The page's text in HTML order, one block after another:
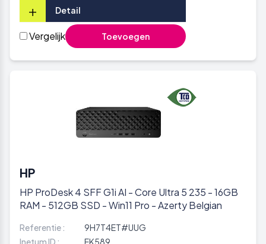
+ Detail
Vergelijk Toevoegen
HP
HP ProDesk 4 SFF G1i AI - Core Ultra 5 235 - 16GB
RAM - 512GB SSD - Win11 Pro - Azerty Belgian
Referentie :
9H7T4ET#UUG
Inetum ID :
EK589